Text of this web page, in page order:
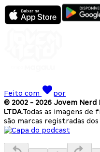
Feito com
por
© 2002 - 2026 Jovem Nerd
LTDA.Todas as imagens de
são marcas registradas